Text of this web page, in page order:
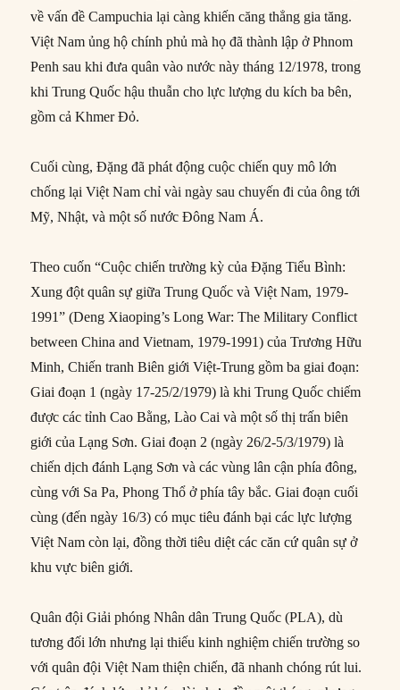
về vấn đề Campuchia lại càng khiến căng thẳng gia tăng.
Việt Nam ủng hộ chính phủ mà họ đã thành lập ở Phnom
Penh sau khi đưa quân vào nước này tháng 12/1978, trong
khi Trung Quốc hậu thuẫn cho lực lượng du kích ba bên,
gồm cả Khmer Đỏ.
Cuối cùng, Đặng đã phát động cuộc chiến quy mô lớn
chống lại Việt Nam chỉ vài ngày sau chuyến đi của ông tới
Mỹ, Nhật, và một số nước Đông Nam Á.
Theo cuốn “Cuộc chiến trường kỳ của Đặng Tiểu Bình:
Xung đột quân sự giữa Trung Quốc và Việt Nam, 1979-
1991” (Deng Xiaoping’s Long War: The Military Conflict
between China and Vietnam, 1979-1991) của Trương Hữu
Minh, Chiến tranh Biên giới Việt-Trung gồm ba giai đoạn:
Giai đoạn 1 (ngày 17-25/2/1979) là khi Trung Quốc chiếm
được các tỉnh Cao Bằng, Lào Cai và một số thị trấn biên
giới của Lạng Sơn. Giai đoạn 2 (ngày 26/2-5/3/1979) là
chiến dịch đánh Lạng Sơn và các vùng lân cận phía đông,
cùng với Sa Pa, Phong Thổ ở phía tây bắc. Giai đoạn cuối
cùng (đến ngày 16/3) có mục tiêu đánh bại các lực lượng
Việt Nam còn lại, đồng thời tiêu diệt các căn cứ quân sự ở
khu vực biên giới.
Quân đội Giải phóng Nhân dân Trung Quốc (PLA), dù
tương đối lớn nhưng lại thiếu kinh nghiệm chiến trường so
với quân đội Việt Nam thiện chiến, đã nhanh chóng rút lui.